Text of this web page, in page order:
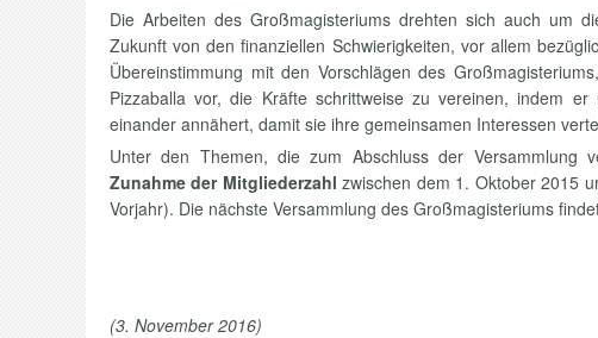
Die Arbeiten des Großmagisteriums drehten sich auch um
Zukunft von den finanziellen Schwierigkeiten, vor allem
Übereinstimmung mit den Vorschlägen des
Pizzaballa vor, die Kräfte schrittweise zu vereinen, indem
einander annähert, damit sie ihre gemeinsamen Interessen
Unter den Themen, die zum Abschluss der Versammlung
Zunahme der Mitgliederzahl zwischen dem 1. Oktober 2015
Vorjahr). Die nächste Versammlung des Großmagisteriums
(3. November 2016)